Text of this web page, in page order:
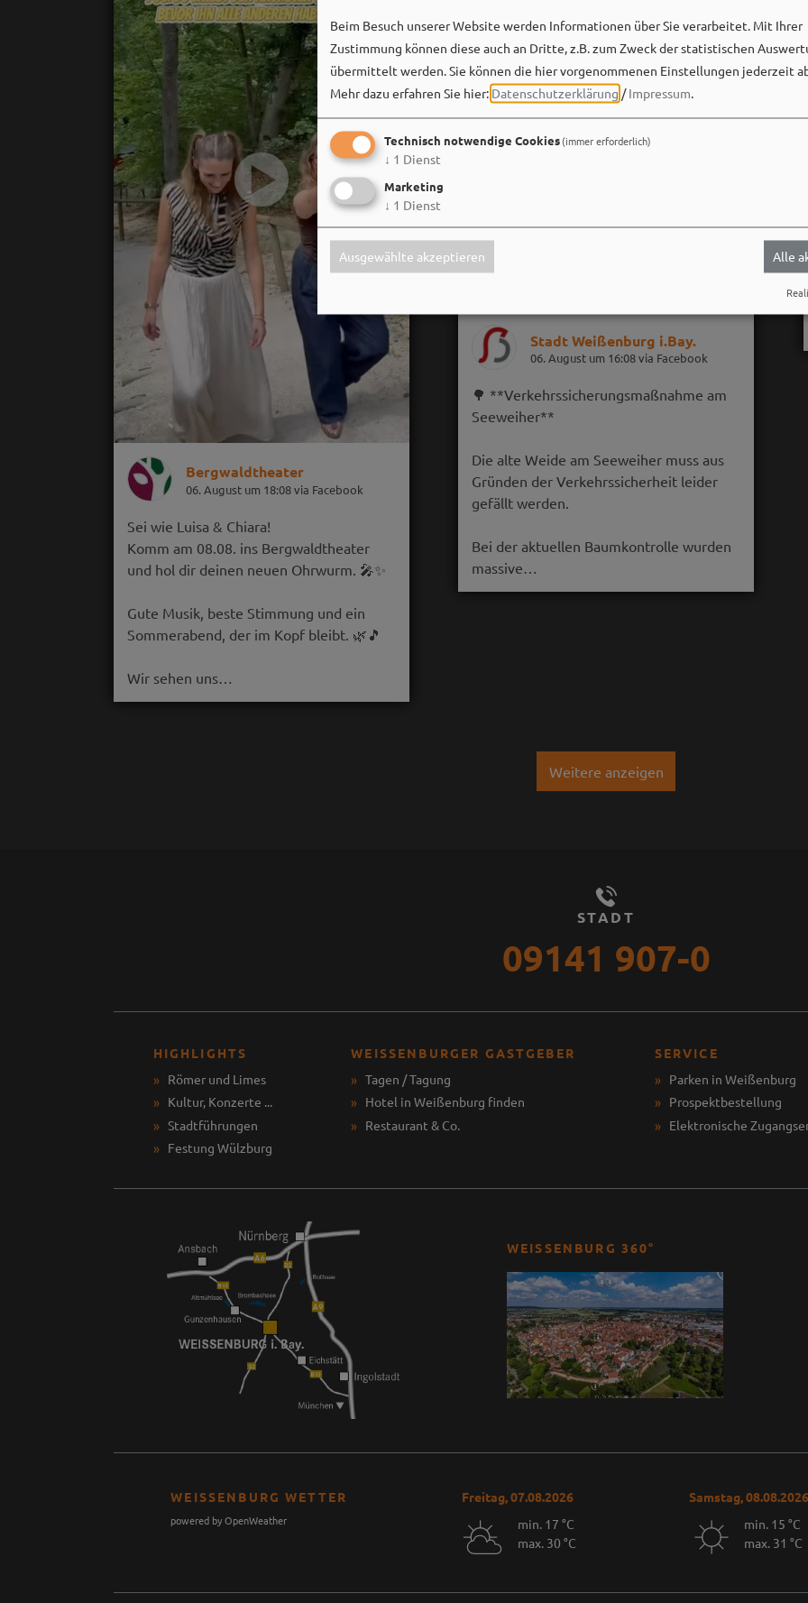
Bergwaldtheater
06. August um 18:08 via Facebook
Sei wie Luisa & Chiara!
Komm am 08.08. ins Bergwaldtheater
und hol dir deinen neuen Ohrwurm. 🎤✨
Gute Musik, beste Stimmung und ein
Sommerabend, der im Kopf bleibt. 🌿🎵
Wir sehen uns…
Stadt Weißenburg i.Bay.
06. August um 16:08 via Facebook
🌳 **Verkehrssicherungsmaßnahme am
Seeweiher**
Die alte Weide am Seeweiher muss aus
Gründen der Verkehrssicherheit leider
gefällt werden.
Bei der aktuellen Baumkontrolle wurden
massive…
Weitere anzeigen
STADT
09141 907-0
HIGHLIGHTS
Römer und Limes
Kultur, Konzerte ...
Stadtführungen
Festung Wülzburg
WEISSENBURGER GASTGEBER
Tagen / Tagung
Hotel in Weißenburg finden
Restaurant & Co.
SERVICE
Parken in Weißenburg
Prospektbestellung
Elektronische
WEISSENBURG 360°
WEISSENBURG WETTER
powered by OpenWeather
Freitag, 07.08.2026
min. 17 °C
max. 30 °C
Samstag, 08.08.2026
min. 15 °C
max. 31 °C
Beim Besuch unserer Website werden Informationen über Sie verarbeitet. Mit Ihrer
Zustimmung können diese auch an Dritte, z.B. zum Zweck der statistischen
übermittelt werden. Sie können die hier vorgenommenen Einstellungen jederzeit
Mehr dazu erfahren Sie hier: Datenschutzerklärung /Impressum.
Technisch notwendige Cookies(immer erforderlich)
↓ 1 Dienst
Marketing
↓ 1 Dienst
Ausgewählte akzeptieren Alle